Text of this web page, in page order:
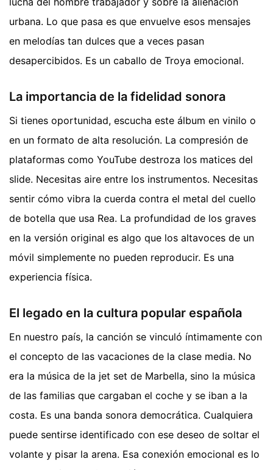
urbana. Lo que pasa es que envuelve esos mensajes
en melodías tan dulces que a veces pasan
desapercibidos. Es un caballo de Troya emocional.
La importancia de la fidelidad sonora
Si tienes oportunidad, escucha este álbum en vinilo o
en un formato de alta resolución. La compresión de
plataformas como YouTube destroza los matices del
slide. Necesitas aire entre los instrumentos. Necesitas
sentir cómo vibra la cuerda contra el metal del cuello
de botella que usa Rea. La profundidad de los graves
en la versión original es algo que los altavoces de un
móvil simplemente no pueden reproducir. Es una
experiencia física.
El legado en la cultura popular española
En nuestro país, la canción se vinculó íntimamente con
el concepto de las vacaciones de la clase media. No
era la música de la jet set de Marbella, sino la música
de las familias que cargaban el coche y se iban a la
costa. Es una banda sonora democrática. Cualquiera
puede sentirse identificado con ese deseo de soltar el
volante y pisar la arena. Esa conexión emocional es lo